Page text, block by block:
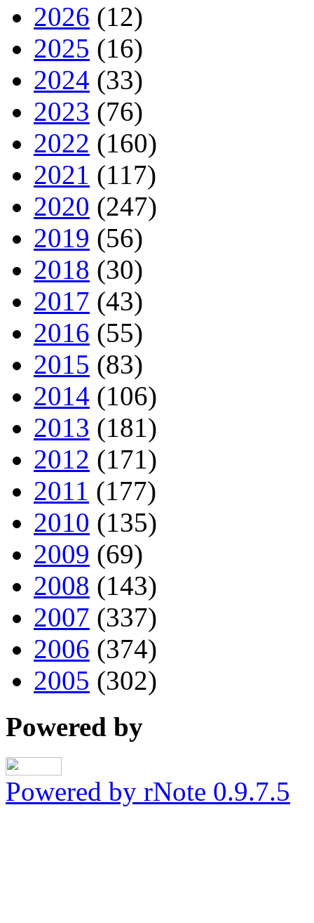
2026 (12)
2025 (16)
2024 (33)
2023 (76)
2022 (160)
2021 (117)
2020 (247)
2019 (56)
2018 (30)
2017 (43)
2016 (55)
2015 (83)
2014 (106)
2013 (181)
2012 (171)
2011 (177)
2010 (135)
2009 (69)
2008 (143)
2007 (337)
2006 (374)
2005 (302)
Powered by
Powered by rNote 0.9.7.5